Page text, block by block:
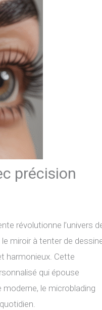
précision
révolutionne l’univers
miroir à tenter de
harmonieux. Cette
qui épouse
le microblading